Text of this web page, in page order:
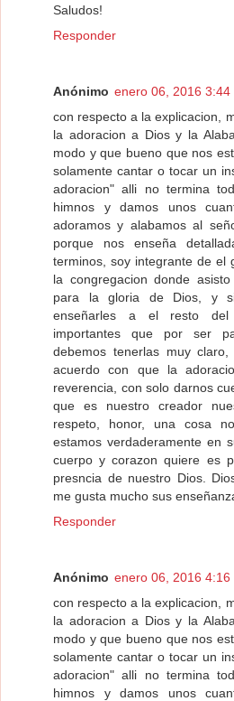
Saludos!
Responder
Anónimo enero 06, 2016 3:44
con respecto a la explicacion,
la adoracion a Dios y la
modo y que bueno que nos
solamente cantar o tocar un
adoracion" alli no termina
himnos y damos unos
adoramos y alabamos al
porque nos enseña
terminos, soy integrante de el
la congregacion donde
para la gloria de Dios, y
enseñarles a el resto
importantes que por ser
debemos tenerlas muy
acuerdo con que la
reverencia, con solo darnos
que es nuestro creador
respeto, honor, una cosa
estamos verdaderamente en
cuerpo y corazon quiere es
presncia de nuestro Dios.
me gusta mucho sus
Responder
Anónimo enero 06, 2016 4:16
con respecto a la explicacion,
la adoracion a Dios y la
modo y que bueno que nos
solamente cantar o tocar un
adoracion" alli no termina
himnos y damos unos